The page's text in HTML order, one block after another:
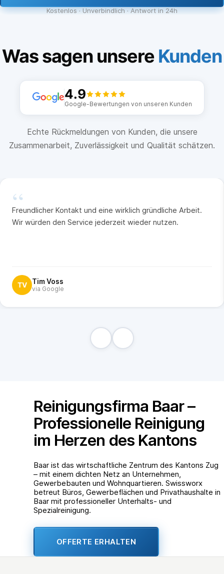
Kostenlos · Unverbindlich · Antwort in 24h
Was sagen unsere Kunden
4.9
Google-Bewertungen von unseren Kunden
Echte Rückmeldungen von Kunden, die unsere
Zusammenarbeit, Zuverlässigkeit und Qualität schätzen.
“
Freundlicher Kontakt und eine wirklich gründliche Arbeit.
Wir würden den Service jederzeit wieder nutzen.
TV Tim Voss
via Google
Reinigungsfirma Baar –
Professionelle Reinigung
im Herzen des Kantons
Baar ist das wirtschaftliche Zentrum des Kantons Zug
– mit einem dichten Netz an Unternehmen,
Gewerbebauten und Wohnquartieren. Swissworx
betreut Büros, Gewerbeflächen und Privathaushalte in
Baar mit professioneller Unterhalts- und
Spezialreinigung.
OFFERTE ERHALTEN